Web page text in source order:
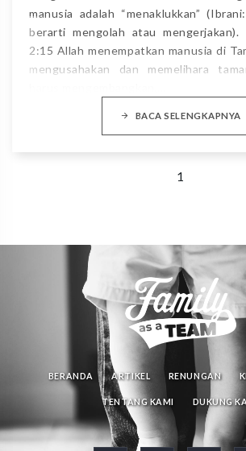
manusia adalah “menaklukkan”
berarti mengolah atau mengerjakan).
2:15 Allah menempatkan manusia di
mengusahakan dan memelihara
BACA SELENGKAPNYA
1
BERANDA ARTIKEL RENUNGAN
TENTANG KAMI DUKUNG